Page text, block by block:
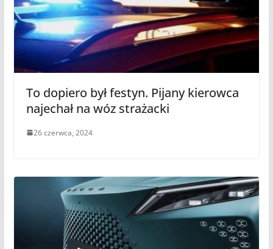
To dopiero był festyn. Pijany kierowca
najechał na wóz strażacki
26 czerwca, 2024